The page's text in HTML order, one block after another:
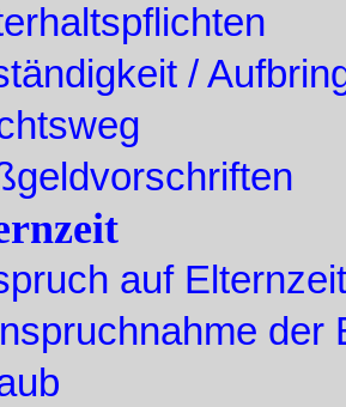
/
auf Elternzeit
der